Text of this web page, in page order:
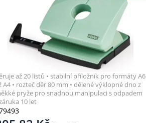
až 20 listů • stabilní příložník pro formáty A6
A4 • rozteč děr 80 mm • dělené výklopné dno z
pryže pro snadnou manipulaci s odpadem
10 let